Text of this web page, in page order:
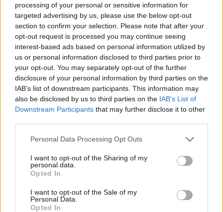
processing of your personal or sensitive information for
targeted advertising by us, please use the below opt-out
section to confirm your selection. Please note that after your
opt-out request is processed you may continue seeing
interest-based ads based on personal information utilized by
us or personal information disclosed to third parties prior to
your opt-out. You may separately opt-out of the further
disclosure of your personal information by third parties on the
IAB’s list of downstream participants. This information may
also be disclosed by us to third parties on the IAB’s List of
Downstream Participants that may further disclose it to other
Please note that this website/app uses one or more Google
not limited to your visit or usage behaviour. You may click to
grant or deny consent to Google and its third-party tags to
use your data for below specified purposes in below Google
consent section.
Personal Data Processing Opt Outs
I want to opt-out of the Sharing of my
personal data.
Opted In
I want to opt-out of the Sale of my
Personal Data.
Opted In
Cómo obtener el permiso internacional
para conducir y viajar por todo el mundo
AUTOMOVIL